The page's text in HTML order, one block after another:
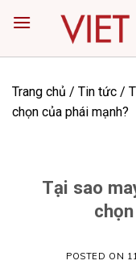
Trang chủ / Tin tức /
chọn của phái mạnh?
Tại sao
POSTED ON